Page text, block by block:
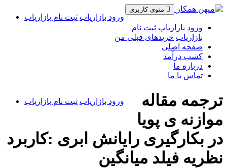
منوی کاربری
ورود بازاریاب ثبت نام بازاریاب
ورود بازاریاب ثبت نام
بازاریاب خریدهای قبلی من
صفحه اصلی
کسب درآمد
درباره ما
تماس با ما
ورود بازاریاب ثبت نام بازاریاب
ترجمه مقاله
موازنه ی پویا
در بکارگیری رایانش ابری :کاربرد
نظریه فیلد میانگین